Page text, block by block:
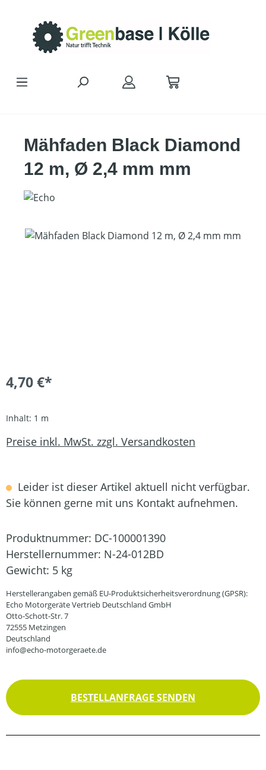
Mähfaden Black Diamond
12 m, Ø 2,4 mm mm
Bildergalerie überspringen
4,70 €*
Inhalt: 1 m
Preise inkl. MwSt. zzgl. Versandkosten
Leider ist dieser Artikel aktuell nicht verfügbar.
Sie können gerne mit uns Kontakt aufnehmen.
Produktnummer: DC-100001390
Herstellernummer: N-24-012BD
Gewicht: 5 kg
Herstellerangaben gemäß EU-Produktsicherheitsverordnung (GPSR):
Echo Motorgeräte Vertrieb Deutschland GmbH
Otto-Schott-Str. 7
72555 Metzingen
Deutschland
info@echo-motorgeraete.de
BESTELLANFRAGE SENDEN